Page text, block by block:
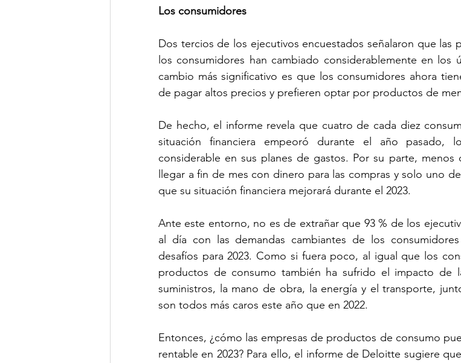
Los consumidores
Dos tercios de los ejecutivos encuestados señalaron que las
los consumidores han cambiado considerablemente en los
cambio más significativo es que los consumidores ahora
de pagar altos precios y prefieren optar por productos de
De hecho, el informe revela que cuatro de cada diez
situación financiera empeoró durante el año pasado,
considerable en sus planes de gastos. Por su parte, menos
llegar a fin de mes con dinero para las compras y solo uno
que su situación financiera mejorará durante el 2023.
Ante este entorno, no es de extrañar que 93 % de los
al día con las demandas cambiantes de los
desafíos para 2023. Como si fuera poco, al igual que los
productos de consumo también ha sufrido el impacto de
suministros, la mano de obra, la energía y el transporte,
son todos más caros este año que en 2022.
Entonces, ¿cómo las empresas de productos de consumo
rentable en 2023? Para ello, el informe de Deloitte sugiere